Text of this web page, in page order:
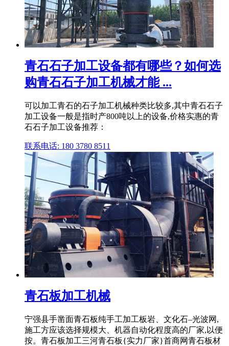
青石石子加工设备都有哪些？如何选
购青石石子加工机械才能 ...
可以加工青石的石子加工机械种类比较多,其中青石石子
加工设备一般是指时产800吨以上的设备,价格实惠的青
石石子加工设备推荐：
联系电话: 180 3780 8511
青石板加工机械
宁强县手凿面青石板纯手工加工板岩、文化石–光波网,
施工方应该选择规模大、机器自动化程度高的厂家,以便
按。青石板加工三河青石板{实力厂家}首商网青石板材